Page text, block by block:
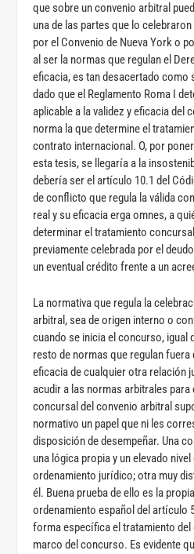
que sobre un convenio arbitral
una de las partes que lo
por el Convenio de Nueva York o
al ser la normas que regulan el
eficacia, es tan desacertado como
dado que el Reglamento Roma I
aplicable a la validez y eficacia del
norma la que determine el
contrato internacional. O, por
esta tesis, se llegaría a la
debería ser el artículo 10.1 del
de conflicto que regula la válida
real y su eficacia erga omnes, a
determinar el tratamiento
previamente celebrada por el
un eventual crédito frente a un
La normativa que regula la
arbitral, sea de origen interno o
cuando se inicia el concurso, igual
resto de normas que regulan
eficacia de cualquier otra relación
acudir a las normas arbitrales
concursal del convenio arbitral
normativo un papel que ni les
disposición de desempeñar. Una
una lógica propia y un elevado
ordenamiento jurídico; otra muy
él. Buena prueba de ello es la
ordenamiento español del artículo
forma específica el tratamiento del
marco del concurso. Es evidente